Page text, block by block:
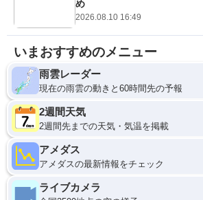
め
2026.08.10 16:49
いまおすすめのメニュー
雨雲レーダー
現在の雨雲の動きと60時間先の予報
2週間天気
2週間先までの天気・気温を掲載
アメダス
アメダスの最新情報をチェック
ライブカメラ